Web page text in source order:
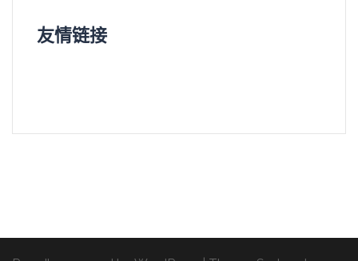
友情链接